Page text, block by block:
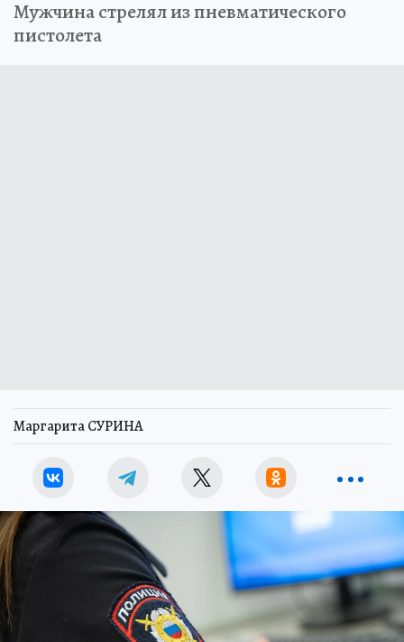
Мужчина стрелял из пневматического
пистолета
Маргарита СУРИНА